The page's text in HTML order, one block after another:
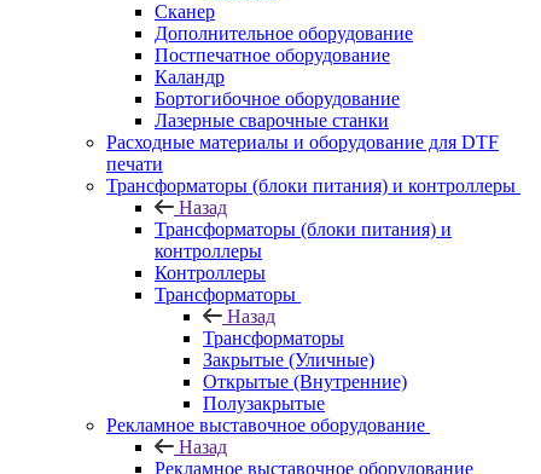
Сканер
Дополнительное оборудование
Постпечатное оборудование
Каландр
Бортогибочное оборудование
Лазерные сварочные станки
Расходные материалы и оборудование для DTF
печати
Трансформаторы (блоки питания) и контроллеры
Назад
Трансформаторы (блоки питания) и
контроллеры
Контроллеры
Трансформаторы
Назад
Трансформаторы
Закрытые (Уличные)
Открытые (Внутренние)
Полузакрытые
Рекламное выставочное оборудование
Назад
Рекламное выставочное оборудование